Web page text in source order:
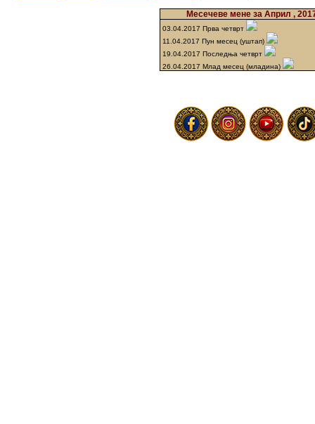
Месечеве мене за Април ,
03.04.2017 Прва четврт
11.04.2017 Пун месец (уштап)
19.04.2017 Последња четврт
26.04.2017 Млад месец (младина)